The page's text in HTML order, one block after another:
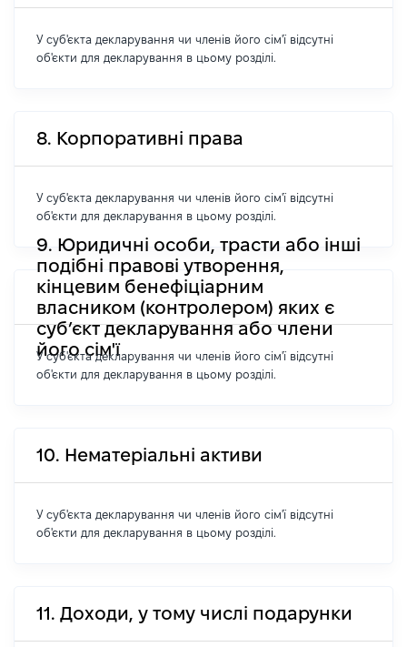
У суб'єкта декларування чи членів його сім'ї відсутні
об'єкти для декларування в цьому розділі.
8. Корпоративні права
У суб'єкта декларування чи членів його сім'ї відсутні
об'єкти для декларування в цьому розділі.
9. Юридичні особи, трасти або інші
подібні правові утворення,
кінцевим бенефіціарним
власником (контролером) яких є
суб’єкт декларування або члени
його сім'ї
У суб'єкта декларування чи членів його сім'ї відсутні
об'єкти для декларування в цьому розділі.
10. Нематеріальні активи
У суб'єкта декларування чи членів його сім'ї відсутні
об'єкти для декларування в цьому розділі.
11. Доходи, у тому числі подарунки